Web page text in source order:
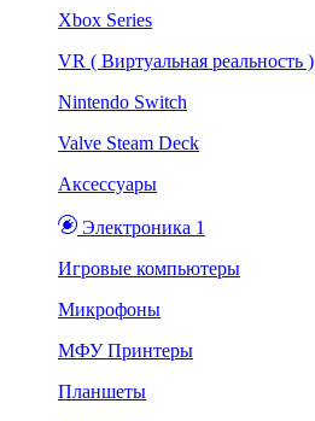
Xbox Series
VR ( Виртуальная реальность )
Nintendo Switch
Valve Steam Deck
Аксессуары
Электроника 1
Игровые компьютеры
Микрофоны
МФУ Принтеры
Планшеты